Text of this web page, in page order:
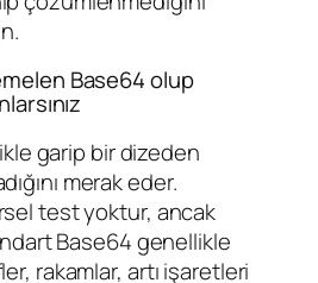
Base64 olup
garip bir dizeden
merak eder.
test yoktur, ancak
Base64 genellikle
rakamlar, artı işaretleri